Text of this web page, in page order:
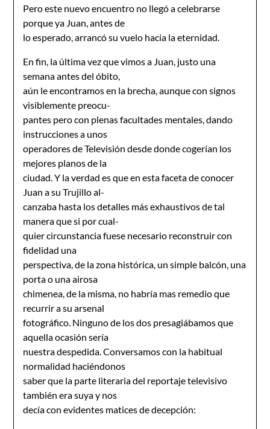
Pero este nuevo encuentro no llegó a celebrarse
porque ya Juan, antes de
lo esperado, arrancó su vuelo hacia la eternidad.
En fin, la última vez que vimos a Juan, justo una
semana antes del óbito,
aún le encontramos en la brecha, aunque con signos
visiblemente preocu-
pantes pero con plenas facultades mentales, dando
instrucciones a unos
operadores de Televisión desde donde cogerían los
mejores planos de la
ciudad. Y la verdad es que en esta faceta de conocer
Juan a su Trujillo al-
canzaba hasta los detalles más exhaustivos de tal
manera que si por cual-
quier circunstancia fuese necesario reconstruir con
fidelidad una
perspectiva, de la zona histórica, un simple balcón, una
porta o una airosa
chimenea, de la misma, no habría mas remedio que
recurrir a su arsenal
fotográfico. Ninguno de los dos presagiábamos que
aquella ocasión sería
nuestra despedida. Conversamos con la habitual
normalidad haciéndonos
saber que la parte literaria del reportaje televisivo
también era suya y nos
decía con evidentes matices de decepción: